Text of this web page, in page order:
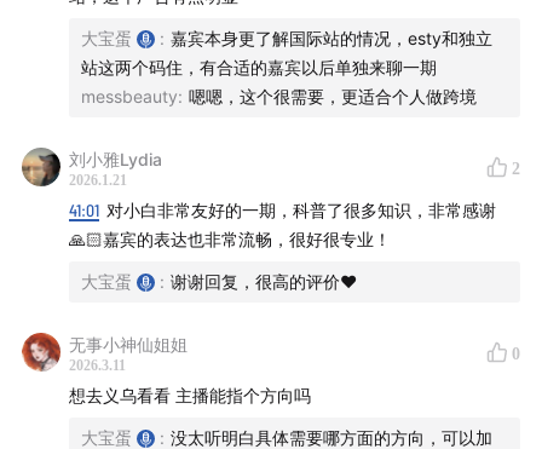
进入重头戏：什么是外贸批发
为什么外贸批发和义乌的生意逻辑高度匹配
小单快返：外贸批发正在发生的结构性变化
26:42 做外贸批发，本质是一门“靠积累”的生意
29:15
不压货、不压款、没有账期意味着什么
选平台，其实是在选你要做一门什么样的生意
49:44
53:55 为什么建议亲自来一趟义乌看一看
大宝蛋 : 嘉宾本身更了解国际站的情况，esty和独立
站这两个码住，有合适的嘉宾以后单独来聊一期
messbeauty: 嗯嗯，这个很需要，更适合个人做跨境
刘小雅Lydia
2026.1.21
2
41:01 对小白非常友好的一期，科普了很多知识，非常感谢
🙏🏻嘉宾的表达也非常流畅，很好很专业！
大宝蛋 : 谢谢回复，很高的评价❤️
无事小神仙姐姐
2026.3.11
0
想去义乌看看 主播能指个方向吗
大宝蛋 : 没太听明白具体需要哪方面的方向，可以加